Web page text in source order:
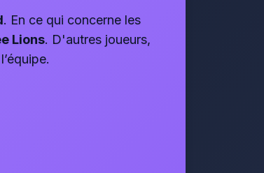
. En ce qui concerne les
Lions. D'autres joueurs,